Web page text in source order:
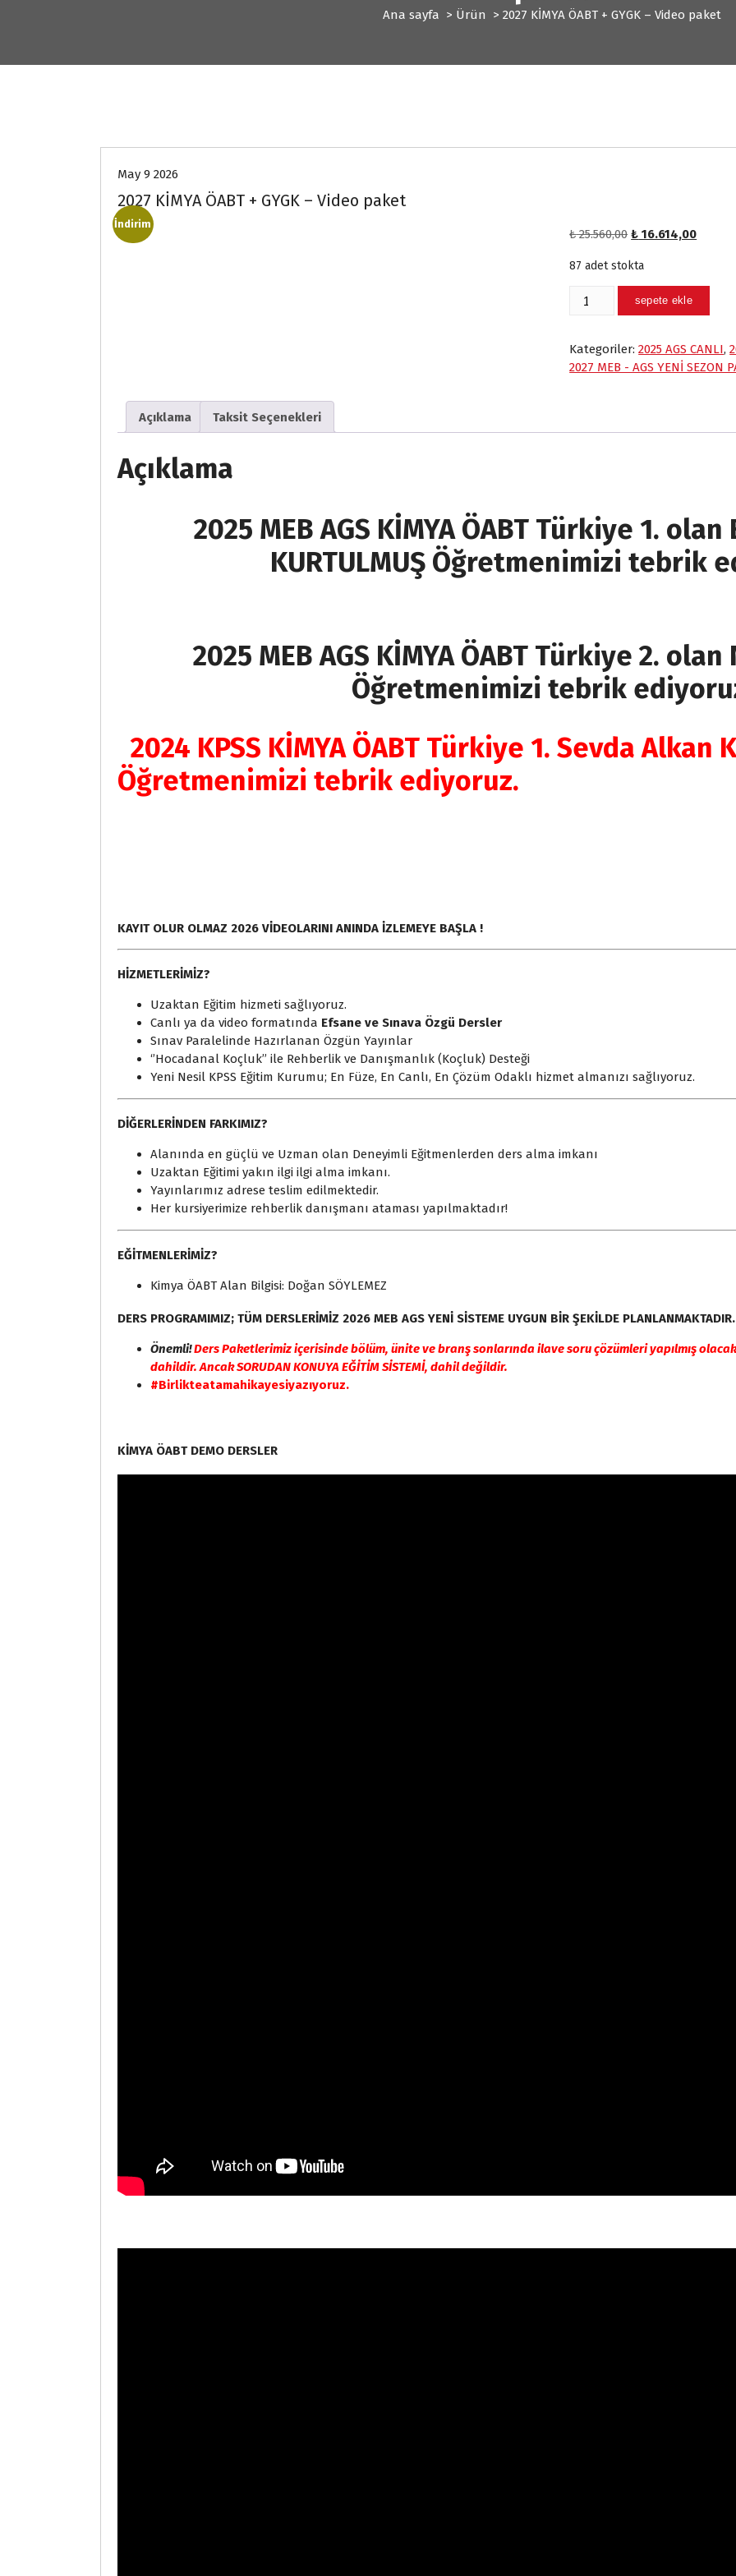
Ana sayfa > Ürün > 2027 KİMYA ÖABT + GYGK – Video paket
May 9 2026
2027 KİMYA ÖABT + GYGK – Video paket
İndirim
₺25.560,00 O
i
j
f
a
2
5
.
5
0
₺ 16.614,00Ş
n
k
i
f
a
1
6
.
6
0
0
.
87 adet stokta
2027
+
GYGK
sepete ekle
Kategoriler:2025 AGS CANLI,
2027 MEB - AGS YENİ SEZON
Açıklama Taksit Seçenekleri
Açıklama
2025 MEB AGS KİMYA ÖABT Türkiye 1.
KURTULMUŞ Öğretmenimizi tebrik
2025 MEB AGS KİMYA ÖABT Türkiye 2. olan
Öğretmenimizi tebrik
2024 KPSS KİMYA ÖABT Türkiye 1. Sevda Alkan
Öğretmenimizi tebrik ediyoruz.
KAYIT OLUR OLMAZ 2026 VİDEOLARINI ANINDA İZLEMEYE BAŞLA !
HİZMETLERİMİZ?
Uzaktan Eğitim hizmeti sağlıyoruz.
Canlı ya da video formatında Efsane ve Sınava Özgü Dersler
Sınav Paralelinde Hazırlanan Özgün Yayınlar
‘’Hocadanal Koçluk’’ ile Rehberlik ve Danışmanlık (Koçluk) Desteği
Yeni Nesil KPSS Eğitim Kurumu; En Füze, En Canlı, En Çözüm Odaklı hizmet almanızı sağlıyoruz.
DİĞERLERİNDEN FARKIMIZ?
Alanında en güçlü ve Uzman olan Deneyimli Eğitmenlerden ders alma imkanı
Uzaktan Eğitimi yakın ilgi ilgi alma imkanı.
Yayınlarımız adrese teslim edilmektedir.
Her kursiyerimize rehberlik danışmanı ataması yapılmaktadır!
EĞİTMENLERİMİZ?
Kimya ÖABT Alan Bilgisi: Doğan SÖYLEMEZ
DERS PROGRAMIMIZ; TÜM DERSLERİMİZ 2026 MEB AGS YENİ SİSTEME UYGUN BİR ŞEKİLDE PLANLANMAKTADIR.
Önemli!Ders Paketlerimiz içerisinde bölüm, ünite ve branş sonlarında ilave soru çözümleri yapılmış
dahildir. Ancak SORUDAN KONUYA EĞİTİM SİSTEMİ, dahil değildir.
#Birlikteatamahikayesiyazıyoruz.
KİMYA ÖABT DEMO DERSLER